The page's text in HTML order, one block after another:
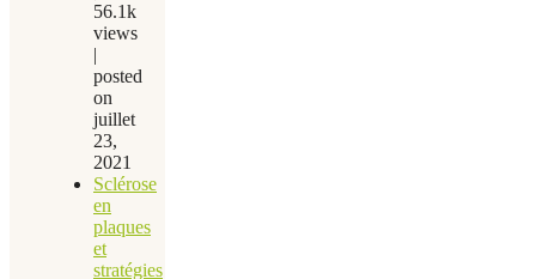
56.1k
views
|
posted
on
juillet
23,
2021
Sclérose
en
plaques
et
stratégies